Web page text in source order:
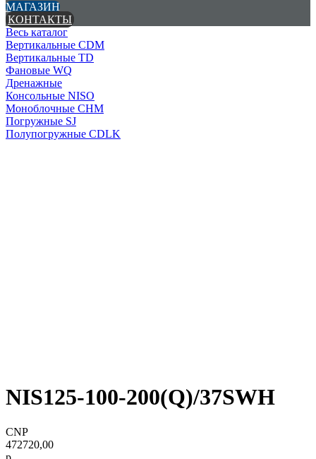
МАГАЗИН
КОНТАКТЫ
Весь каталог
Вертикальные CDM
Вертикальные TD
Фановые WQ
Дренажные
Консольные NISO
Моноблочные CHМ
Погружные SJ
Полупогружные CDLK
NIS125-100-200(Q)/37SWH
CNP
472720,00